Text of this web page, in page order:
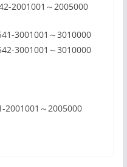
2001001～2005000
3001001～3010000
3001001～3010000
2001001～2005000